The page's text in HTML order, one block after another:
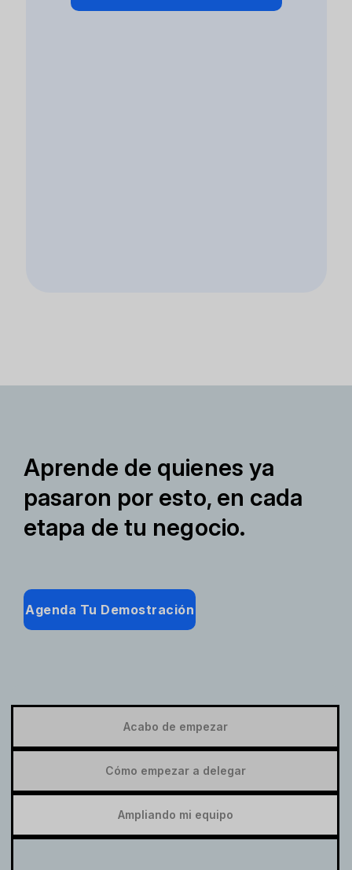
Aprende de quienes ya
pasaron por esto, en cada
etapa de tu negocio.
Agenda Tu Demostración
Acabo de empezar
Cómo empezar a delegar
Ampliando mi equipo